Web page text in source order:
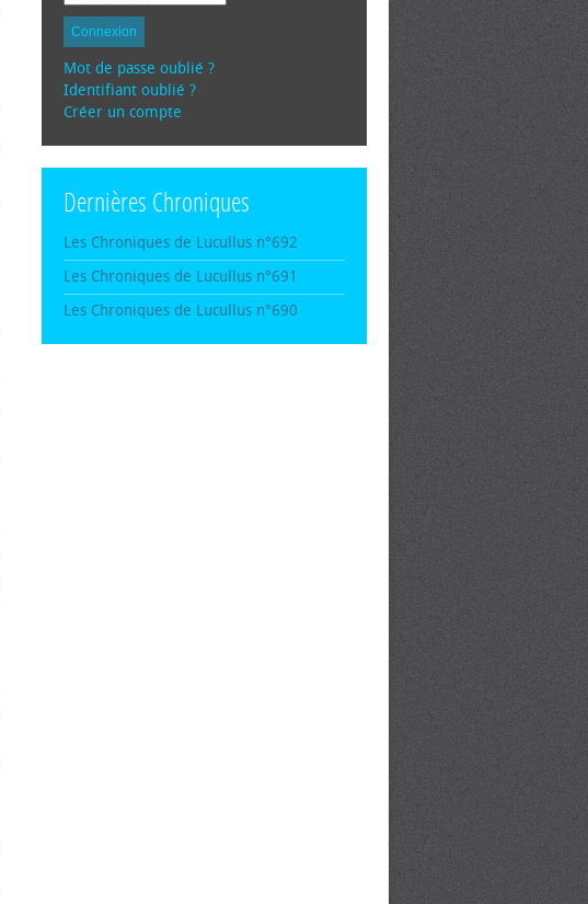
Connexion
Mot de passe oublié ?
Identifiant oublié ?
Créer un compte
Dernières Chroniques
Les Chroniques de Lucullus n°692
Les Chroniques de Lucullus n°691
Les Chroniques de Lucullus n°690